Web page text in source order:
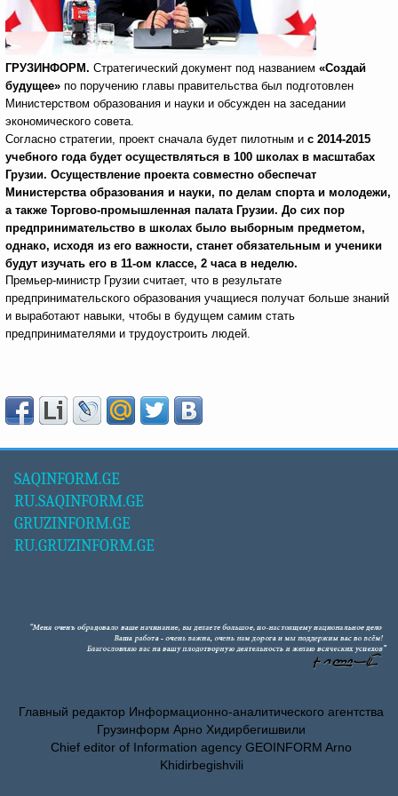
ГРУЗИНФОРМ. Стратегический документ под названием «Создай
будущее» по поручению главы правительства был подготовлен
Министерством образования и науки и обсужден на заседании
экономического совета.
Согласно стратегии, проект сначала будет пилотным и с 2014-2015
учебного года будет осуществляться в 100 школах в масштабах
Грузии. Осуществление проекта совместно обеспечат
Министерства образования и науки, по делам спорта и молодежи,
а также Торгово-промышленная палата Грузии. До сих пор
предпринимательство в школах было выборным предметом,
однако, исходя из его важности, станет обязательным и ученики
будут изучать его в 11-ом классе, 2 часа в неделю.
Премьер-министр Грузии считает, что в результате
предпринимательского образования учащиеся получат больше знаний
и выработают навыки, чтобы в будущем самим стать
предпринимателями и трудоустроить людей.
SAQINFORM.GE
RU.SAQINFORM.GE
GRUZINFORM.GE
RU.GRUZINFORM.GE
Главный редактор Информационно-аналитического агентства
Грузинформ Арно Хидирбегишвили
Chief editor of Information agency GEOINFORM Arno
Khidirbegishvili